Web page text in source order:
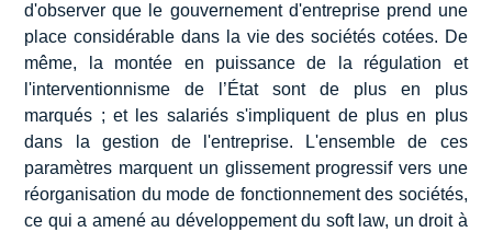
d'observer que le gouvernement d'entreprise prend une
place considérable dans la vie des sociétés cotées. De
même, la montée en puissance de la régulation et
l'interventionnisme de l’État sont de plus en plus
marqués ; et les salariés s'impliquent de plus en plus
dans la gestion de l'entreprise. L'ensemble de ces
paramètres marquent un glissement progressif vers une
réorganisation du mode de fonctionnement des sociétés,
ce qui a amené au développement du soft law, un droit à